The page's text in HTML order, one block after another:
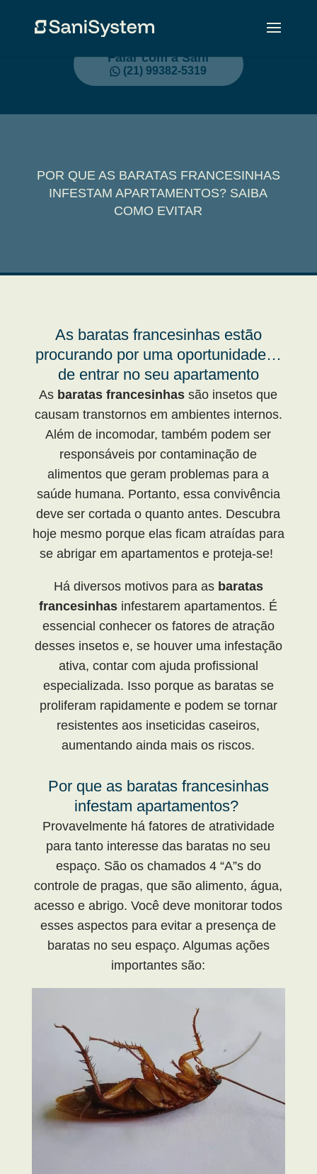
Falar com a Sani
(21) 99382-5319
POR QUE AS BARATAS FRANCESINHAS
INFESTAM APARTAMENTOS? SAIBA
COMO EVITAR
As baratas francesinhas estão
procurando por uma oportunidade…
de entrar no seu apartamento
As baratas francesinhas são insetos que
causam transtornos em ambientes internos.
Além de incomodar, também podem ser
responsáveis por contaminação de
alimentos que geram problemas para a
saúde humana. Portanto, essa convivência
deve ser cortada o quanto antes. Descubra
hoje mesmo porque elas ficam atraídas para
se abrigar em apartamentos e proteja-se!
Há diversos motivos para as baratas
francesinhas infestarem apartamentos. É
essencial conhecer os fatores de atração
desses insetos e, se houver uma infestação
ativa, contar com ajuda profissional
especializada. Isso porque as baratas se
proliferam rapidamente e podem se tornar
resistentes aos inseticidas caseiros,
aumentando ainda mais os riscos.
Por que as baratas francesinhas
infestam apartamentos?
Provavelmente há fatores de atratividade
para tanto interesse das baratas no seu
espaço. São os chamados 4 “A”s do
controle de pragas, que são alimento, água,
acesso e abrigo. Você deve monitorar todos
esses aspectos para evitar a presença de
baratas no seu espaço. Algumas ações
importantes são: